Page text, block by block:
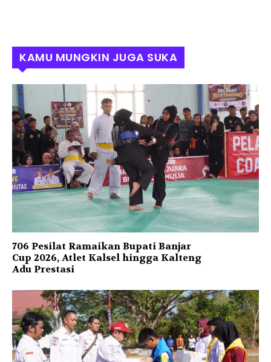
KAMU MUNGKIN JUGA SUKA
706 Pesilat Ramaikan Bupati Banjar
Cup 2026, Atlet Kalsel hingga Kalteng
Adu Prestasi